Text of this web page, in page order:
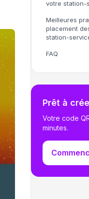
votre station-
Meilleures
placement
station-
FAQ
Prêt à
Votre code
minutes.